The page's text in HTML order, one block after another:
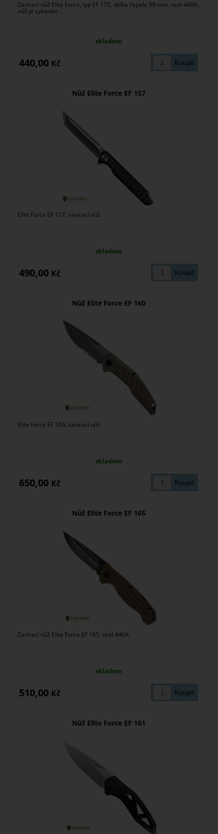
Zavírací nůž Elite Force, typ EF 175, délka čepele 99 mm, ocel 440A,
nůž je vybaven ...
skladem
440,00 Kč
Nůž Elite Force EF 157
Elite Force EF 157, zavírací nůž
skladem
490,00 Kč
Nůž Elite Force EF 160
Elite Force EF 160, zavírací nůž
skladem
650,00 Kč
Nůž Elite Force EF 165
Zavírací nůž Elite Force EF 165, ocel 440A
skladem
510,00 Kč
Nůž Elite Force EF 161